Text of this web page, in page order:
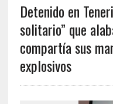
Detenido en
solitario” que
compartía sus
explosivos